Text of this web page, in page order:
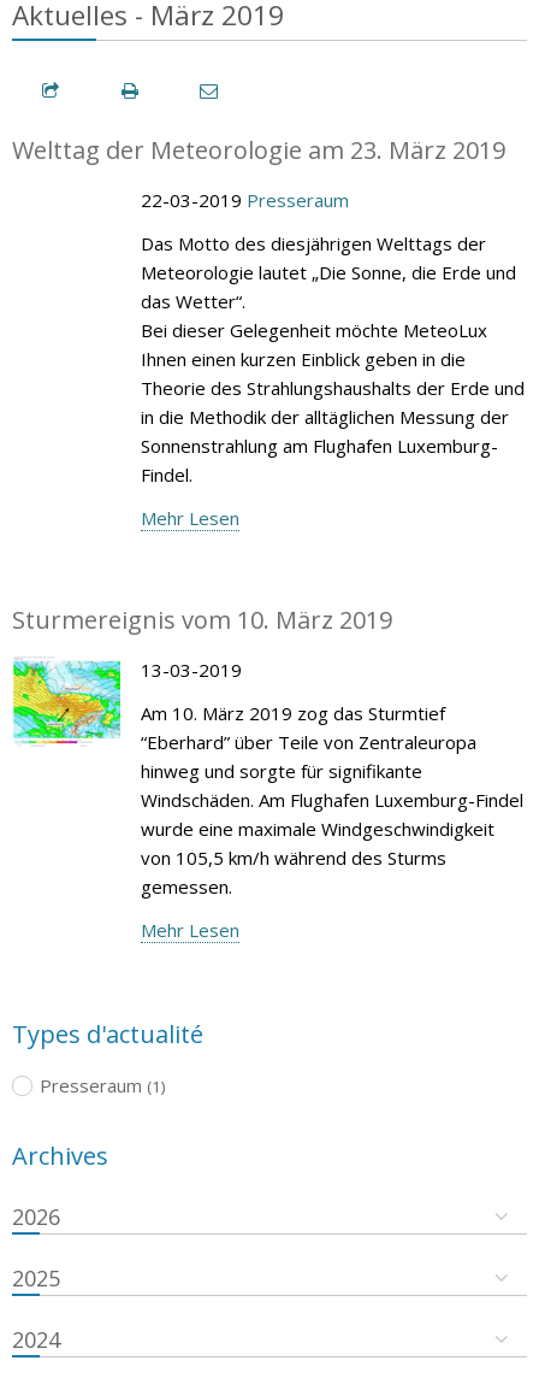
Aktuelles - März 2019
Welttag der Meteorologie am 23. März 2019
22-03-2019 Presseraum
Das Motto des diesjährigen Welttags der
Meteorologie lautet „Die Sonne, die Erde und
das Wetter“.
Bei dieser Gelegenheit möchte MeteoLux
Ihnen einen kurzen Einblick geben in die
Theorie des Strahlungshaushalts der Erde und
in die Methodik der alltäglichen Messung der
Sonnenstrahlung am Flughafen Luxemburg-
Findel.
Mehr Lesen
Sturmereignis vom 10. März 2019
13-03-2019
Am 10. März 2019 zog das Sturmtief
“Eberhard” über Teile von Zentraleuropa
hinweg und sorgte für signifikante
Windschäden. Am Flughafen Luxemburg-Findel
wurde eine maximale Windgeschwindigkeit
von 105,5 km/h während des Sturms
gemessen.
Mehr Lesen
Types d'actualité
Presseraum (1)
Archives
2026
2025
2024